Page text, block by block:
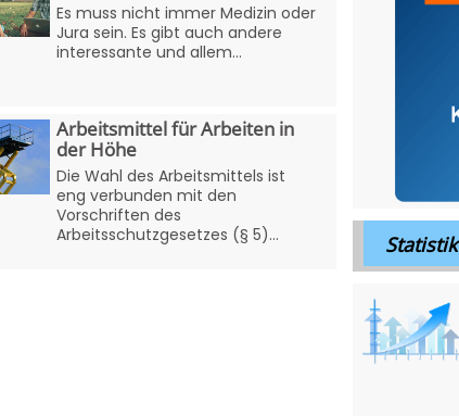
Es muss nicht immer Medizin oder
Jura sein. Es gibt auch andere
interessante und allem...
Arbeitsmittel für Arbeiten in
der Höhe
Die Wahl des Arbeitsmittels ist
eng verbunden mit den
Vorschriften des
Arbeitsschutzgesetzes (§ 5)...
Statistik